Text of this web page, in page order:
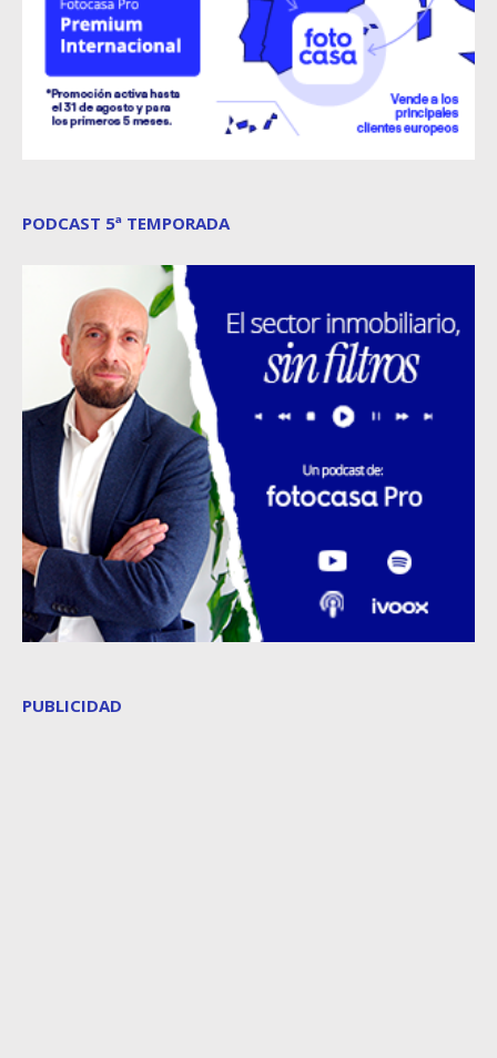
PODCAST 5ª TEMPORADA
PUBLICIDAD